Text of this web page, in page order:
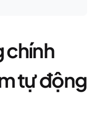
chính
tự động